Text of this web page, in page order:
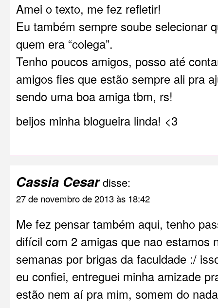
Amei o texto, me fez refletir!
Eu também sempre soube selecionar
quem era “colega”.
Tenho poucos amigos, posso até
amigos fies que estão sempre ali pra
sendo uma boa amiga tbm, rs!
beijos minha blogueira linda! <3
Cassia Cesardisse:
27 de novembro de 2013 às 18:42
Me fez pensar também aqui, tenho
difícil com 2 amigas que nao estamos
semanas por brigas da faculdade :/
eu confiei, entreguei minha amizade
estão nem aí pra mim, somem do